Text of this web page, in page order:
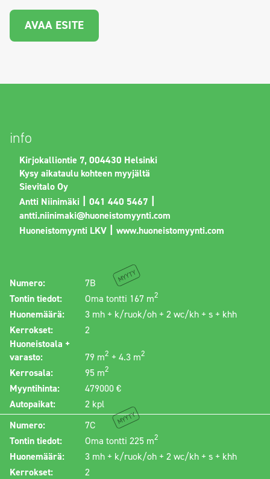
AVAA ESITE
info
Kirjokalliontie 7, 004430 Helsinki
Kysy aikataulu kohteen myyjältä
Sievitalo Oy
Antti Niinimäki | 041 440 5467 |
antti.niinimaki@huoneistomyynti.com
Huoneistomyynti LKV | www.huoneistomyynti.com
Numero: 7B Myyty
Tontin tiedot: Oma tontti 167 m2
Huonemäärä:
3 mh + k/ruok/oh + 2 wc/kh + s + khh
Kerrokset:
2
Huoneistoala +
varasto:
79 m2 + 4.3 m2
Kerrosala: 95 m2
Myyntihinta:
479000 €
Autopaikat:
2 kpl
Numero:
7C Myyty
Tontin tiedot: Oma tontti 225 m2
Huonemäärä:
3 mh + k/ruok/oh + 2 wc/kh + s + khh
Kerrokset:
2